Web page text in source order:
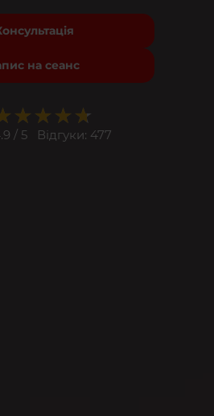
на сеанс
/ 5 Відгуки: 477